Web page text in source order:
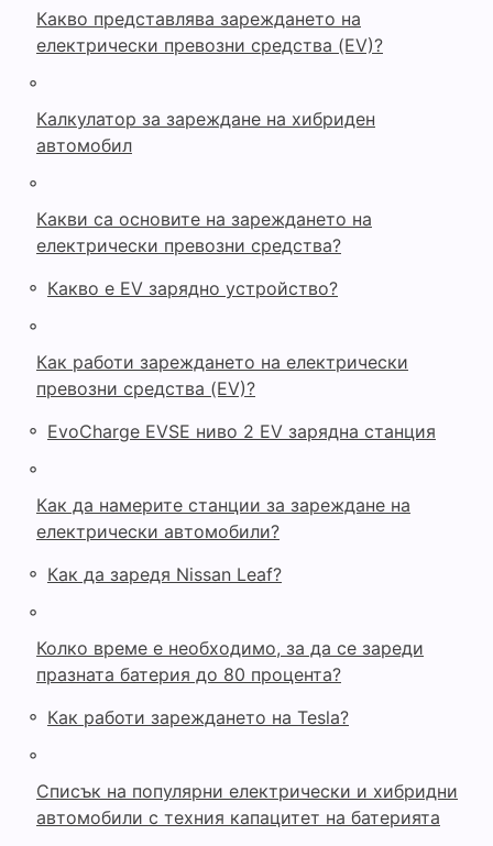
Какво представлява зареждането на
електрически превозни средства (EV)?
◦
Калкулатор за зареждане на хибриден
автомобил
◦
Какви са основите на зареждането на
електрически превозни средства?
◦ Какво е EV зарядно устройство?
◦
Как работи зареждането на електрически
превозни средства (EV)?
◦ EvoCharge EVSE ниво 2 EV зарядна станция
◦
Как да намерите станции за зареждане на
електрически автомобили?
◦ Как да заредя Nissan Leaf?
◦
Колко време е необходимо, за да се зареди
празната батерия до 80 процента?
◦ Как работи зареждането на Tesla?
◦
Списък на популярни електрически и хибридни
автомобили с техния капацитет на батерията